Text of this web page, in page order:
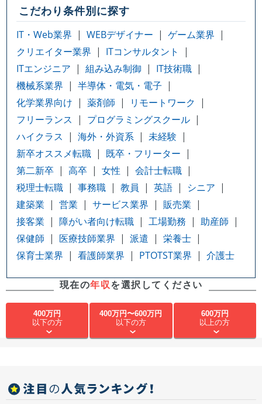
こだわり条件別に探す
IT・Web業界 WEBデザイナー
ゲーム業界
クリエイター業界
ITコンサルタント
ITエンジニア
組み込み制御
IT技術職
機械系業界
半導体・電気・電子
化学業界向け
薬剤師
リモートワーク
フリーランス
プログラミングスクール
ハイクラス
海外・外資系
未経験
新卒オススメ転職
既卒・フリーター
第二新卒
高卒 女性
会計士転職
税理士転職
事務職 教員 英語
シニア
建築業
営業 サービス業界
販売業
接客業
障がい者向け転職 工場勤務
助産師
保健師
医療技師業界 派遣
栄養士
保育士業界
看護師業界 PTOTST業界 介護士
現在の年収を選択してください
400万円
以下の方
400万円〜600万円
以下の方
600万円
以上の方